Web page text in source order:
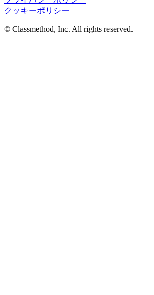
クッキーポリシー
© Classmethod, Inc. All rights reserved.